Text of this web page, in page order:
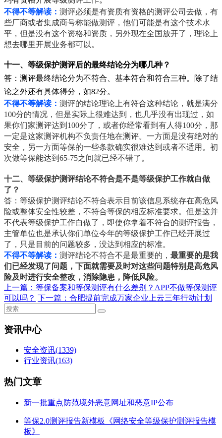
不得不等解读： 测评必须是有资质有资格的测评公司去做，有
些厂商或者集成商号称能做测评，他们可能是有这个技术水
平，但是没有这个资格和资质，另外现在全国放开了，理论上
想去哪里开展业务都可以。
十一、等级保护测评后的最终结论分为哪几种？
答：测评最终结论分为不符合、基本符合和符合三种。除了结
论之外还有具体得分，如82分。
不得不等解读： 测评的结论理论上有符合这种结论，就是满分
100分的情况，但是实际上很难达到，也几乎没有出现过，如
果你们家测评达到100分了，或者你经常看到有人得100分，那
一定是这家测评机构不负责任地在测评。一方面是没有绝对的
安全，另一方面等保的一些条款确实很难达到或者不适用。初
次做等保能达到65-75之间就已经不错了。
十二、等级保护测评结论不符合是不是等级保护工作就白做
了？
答：等级保护测评结论不符合表示目前该信息系统存在高危风
险或整体安全性较差，不符合等保的相应标准要求。但是这并
不代表等级保护工作白做了，即使你拿着不符合的测评报告，
主管单位也是承认你们单位今年的等级保护工作已经开展过
了，只是目前的问题较多，没达到相应的标准。
不得不等解读： 测评结论不符合不是最重要的， 最重要的是我
们已经发现了问题，下面就需要及时对这些问题特别是高危风
险及时进行安全整改，消除隐患，降低风险。
上一篇： 等保备案和等保测评有什么差别？APP不做等保测评
可以吗？ 下一篇： 合肥提前完成万家企业上云三年行动计划
资讯中心
安全资讯(1339)
行业资讯(163)
热门文章
新一批重点防范境外恶意网址和恶意IP公布
等保2.0测评报告新模板《网络安全等级保护测评报告模
板》